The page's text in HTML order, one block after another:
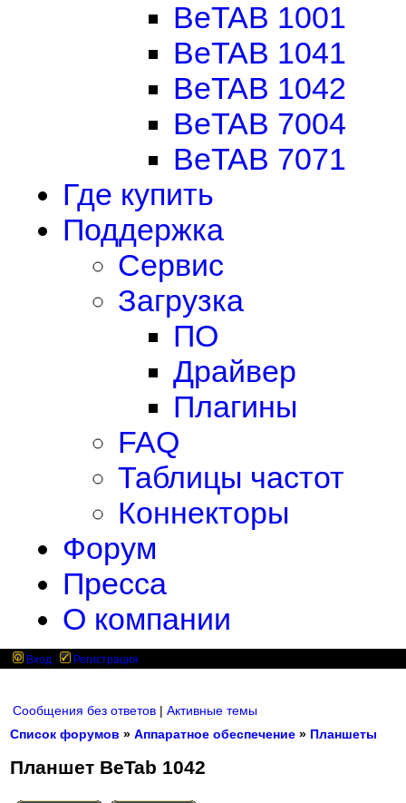
BeTAB 1001
BeTAB 1041
BeTAB 1042
BeTAB 7004
BeTAB 7071
Где купить
Поддержка
Сервис
Загрузка
ПО
Драйвер
Плагины
FAQ
Таблицы частот
Коннекторы
Форум
Пресса
О компании
Вход Регистрация
Сообщения без ответов | Активные темы
Список форумов » Аппаратное обеспечение » Планшеты
Планшет BeTab 1042